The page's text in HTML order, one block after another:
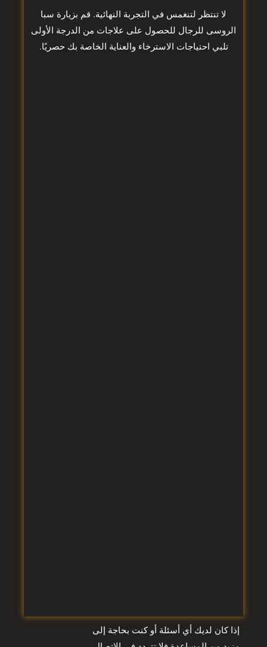
لا تنتظر لتنغمس في التجربة النهائية. قم بزيارة سبا
الروسى للرجال للحصول على علاجات من الدرجة الأولى
تلبي احتياجات الاسترخاء والعناية الخاصة بك حصريًا.
إذا كان لديك أي أسئلة أو كنت بحاجة إلى